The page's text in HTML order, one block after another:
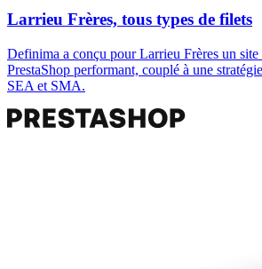
Larrieu Frères, tous types de filets
Definima a conçu pour Larrieu Frères un site
PrestaShop performant, couplé à une
SEA et SMA.